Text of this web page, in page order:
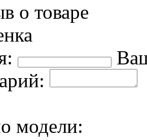
о товаре
модели: